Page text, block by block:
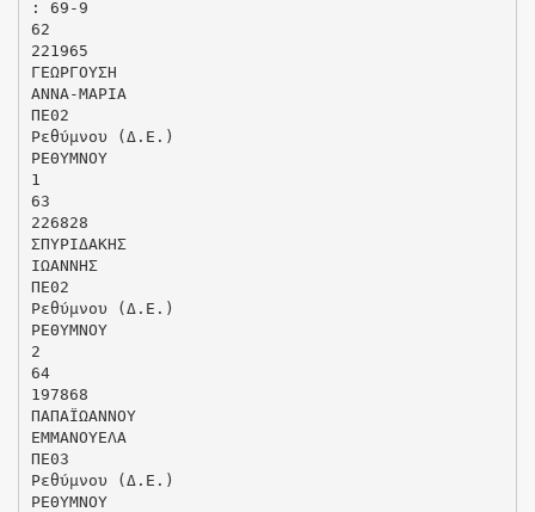
: 69-9
62
221965
ΓΕΩΡΓΟΥΣΗ
ΑΝΝΑ-ΜΑΡΙΑ
ΠΕ02
Ρεθύμνου (Δ.Ε.)
ΡΕΘΥΜΝΟΥ
1
63
226828
ΣΠΥΡΙΔΑΚΗΣ
ΙΩΑΝΝΗΣ
ΠΕ02
Ρεθύμνου (Δ.Ε.)
ΡΕΘΥΜΝΟΥ
2
64
197868
ΠΑΠΑΪΩΑΝΝΟΥ
ΕΜΜΑΝΟΥΕΛΑ
ΠΕ03
Ρεθύμνου (Δ.Ε.)
ΡΕΘΥΜΝΟΥ